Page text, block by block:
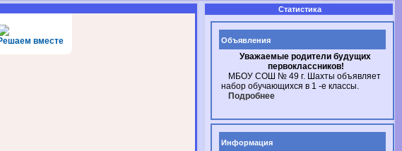
вместе
Статистика
Объявления
Уважаемые родители будущих
первоклассников!
МБОУ СОШ № 49 г. Шахты объявляет
набор обучающихся в 1 -е классы.
Подробнее
Информация